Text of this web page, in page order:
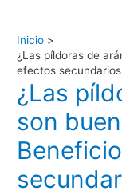
Inicio
¿Las píldoras de
efectos
¿Las
son